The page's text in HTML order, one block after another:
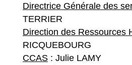
Directrice Générale des
TERRIER
Direction des Ressources
RICQUEBOURG
CCAS : Julie LAMY